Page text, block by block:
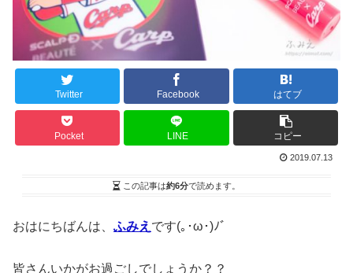
Twitter Facebook はてブ
Pocket LINE コピー
2019.07.13
この記事は約6分で読めます。
おはにちばんは、 ふみえ です(｡･ω･)ﾉﾞ
皆さんいかがお過ごしでしょうか？？